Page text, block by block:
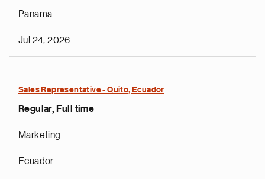
Panama
Jul 24, 2026
Sales Representative - Quito, Ecuador
Regular, Full time
Marketing
Ecuador